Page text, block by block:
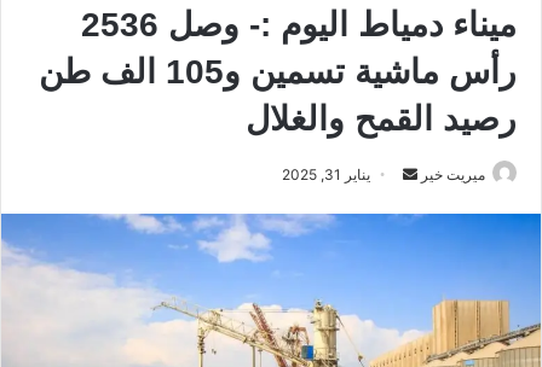
ميناء دمياط اليوم :- وصل 2536
رأس ماشية تسمين و105 الف طن
رصيد القمح والغلال
ميريت خير
ي
يناير 31, 2025